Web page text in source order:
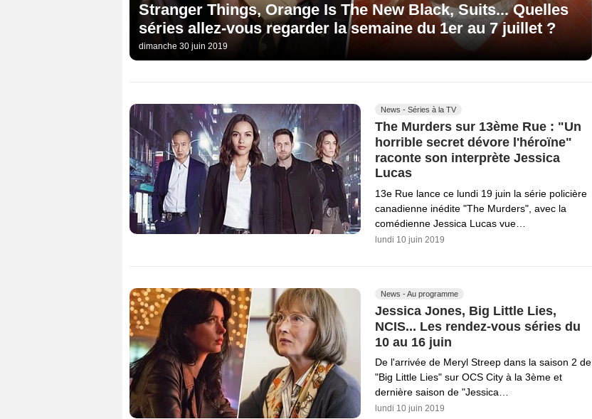
Stranger Things, Orange Is The New Black, Suits... Quelles
séries allez-vous regarder la semaine du 1er au 7 juillet ?
dimanche 30 juin 2019
News - Séries à la TV
The Murders sur 13ème Rue : "Un
horrible secret dévore l'héroïne"
raconte son interprète Jessica
Lucas
13e Rue lance ce lundi 19 juin la série policière
canadienne inédite "The Murders", avec la
comédienne Jessica Lucas vue…
lundi 10 juin 2019
News - Au programme
Jessica Jones, Big Little Lies,
NCIS... Les rendez-vous séries du
10 au 16 juin
De l'arrivée de Meryl Streep dans la saison 2 de
"Big Little Lies" sur OCS City à la 3ème et
dernière saison de "Jessica…
lundi 10 juin 2019